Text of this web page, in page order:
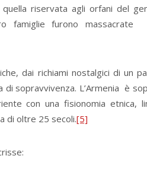
riservata agli orfani del
furono massacrate
dai richiami nostalgici di un
sopravvivenza. L’Armenia è
con una fisionomia etnica,
di oltre 25 secoli.[5]